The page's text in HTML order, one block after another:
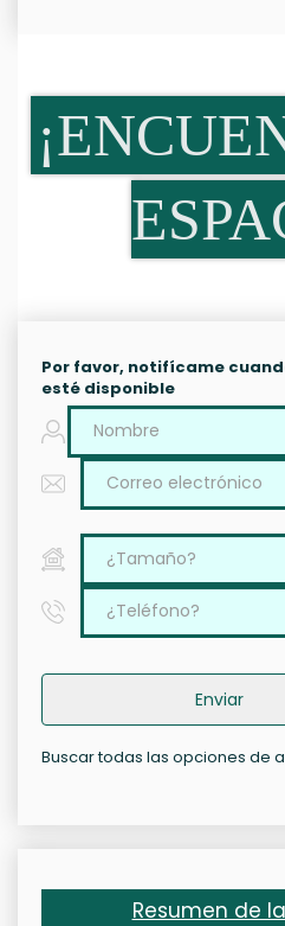
Por favor, notifícame
esté disponible
Enviar
Buscar todas las opciones de
Resumen de